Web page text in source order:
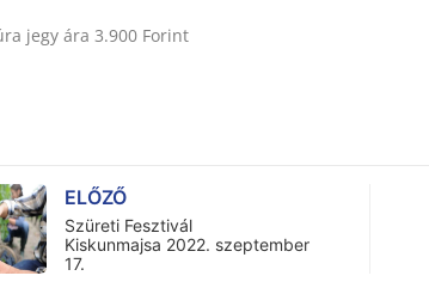
jegy ára 3.900 Forint
ELŐZŐ
Szüreti Fesztivál
Kiskunmajsa 2022. szeptember
17.